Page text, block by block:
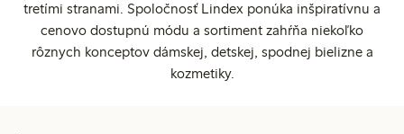
tretími stranami. Spoločnosť Lindex ponúka inšpiratívnu a
cenovo dostupnú módu a sortiment zahŕňa niekoľko
rôznych konceptov dámskej, detskej, spodnej bielizne a
kozmetiky.